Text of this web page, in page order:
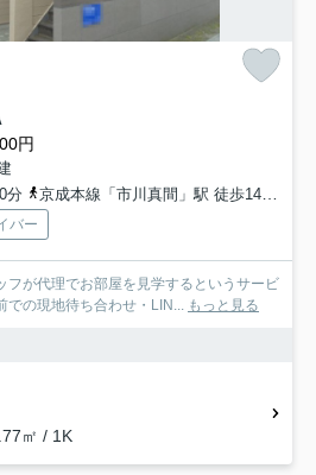
円
分
京成本線「市川真間」駅 徒歩14分
バー
フが代理でお部屋を見学するというサービ
での現地待ち合わせ・LIN... もっと見る
㎡ / 1K